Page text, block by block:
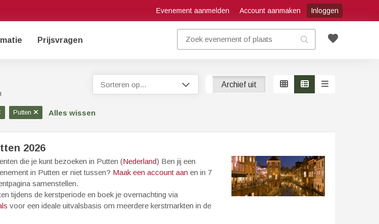
Evenement aanmelden Account aanmaken Inloggen
favorite
Prijsvragen
Sorteren op... Archief aan Archief uit
Putten Alles wissen
2026
die je kunt bezoeken in Putten (Nederland) Ben jij een
in Putten er niet tussen? Maak een account aan en in 7
samenstellen.
tijdens de kerstperiode en boek je overnachting via
voor een ideale uitvalsbasis om meerdere kerstmarkten in de